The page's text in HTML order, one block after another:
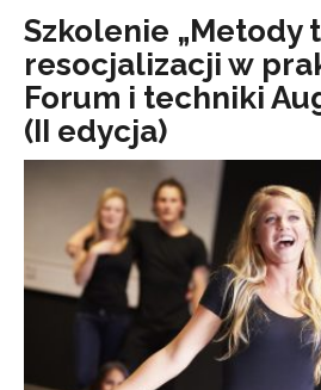
Szkolenie „Metody
resocjalizacji w
Forum i techniki
(II edycja)